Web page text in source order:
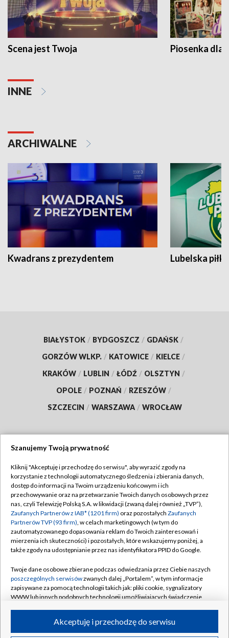
Scena jest Twoja Piosenka dla
INNE
ARCHIWALNE
Kwadrans z prezydentem Lubelska piłka
BIAŁYSTOK / BYDGOSZCZ / GDAŃSK /
GORZÓW WLKP. / KATOWICE / KIELCE /
KRAKÓW / LUBLIN / ŁÓDŹ / OLSZTYN /
OPOLE / POZNAŃ / RZESZÓW /
SZCZECIN / WARSZAWA / WROCŁAW
TVP
Abonament TVP
Emisja w TVP
Centrum informacji TVP
Naziemna Telewizja Cyfrowa
Rada Programowa
System NOS
Informacje o nadawcy
Program dla prasy
Regulamin TVP
Polityka prywatności
Moje zgody
Pomoc
Kontakt
Kanały
Szanujemy Twoją prywatność
Kliknij "Akceptuję i przechodzę do serwisu", aby wyrazić zgody na
korzystanie z technologii automatycznego śledzenia i zbierania danych,
dostęp do informacji na Twoim urządzeniu końcowym i ich
przechowywanie oraz na przetwarzanie Twoich danych osobowych przez
nas, czyli Telewizję Polską S.A. w likwidacji (zwaną dalej również „TVP”),
Zaufanych Partnerów z IAB* (1201 firm) oraz pozostałych Zaufanych
Partnerów TVP (93 firm), w celach marketingowych (w tym do
zautomatyzowanego dopasowania reklam do Twoich zainteresowań i
mierzenia ich skuteczności) i pozostałych, które wskazujemy poniżej, a
także zgody na udostępnianie przez nas identyfikatora PPID do Google.
Twoje dane osobowe zbierane podczas odwiedzania przez Ciebie naszych
poszczególnych serwisówzwanych dalej „Portalem”, w tym informacje
zapisywane za pomocą technologii takich jak: pliki cookie, sygnalizatory
WWW lub innych podobnych technologii umożliwiających świadczenie
ruchu w Internecie.Akceptuję i przechodzę do serwisu